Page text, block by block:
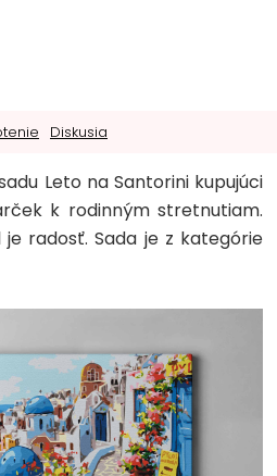
Diskusia
Leto na Santorini kupujúci
k rodinným stretnutiam.
radosť. Sada je z kategórie